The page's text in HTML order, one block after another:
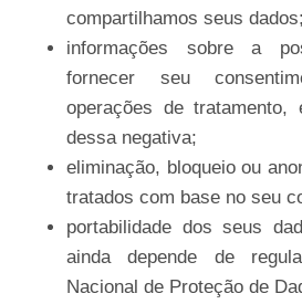
compartilhamos seus dados;
informações sobre a
fornecer seu
operações de tratamento,
dessa negativa;
eliminação, bloqueio ou
tratados com base no seu
portabilidade dos seus
ainda depende de
Nacional de Proteção de